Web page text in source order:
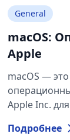
General
macOS:
Apple
macOS —
Apple Inc.
Подробнее